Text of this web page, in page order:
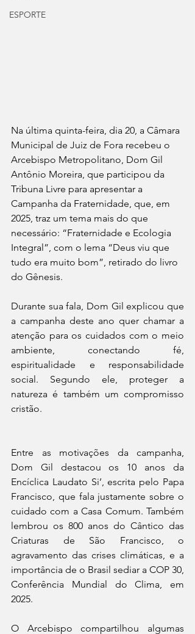
ESPORTE
Na última quinta-feira, dia 20, a Câmara
Municipal de Juiz de Fora recebeu o
Arcebispo Metropolitano, Dom Gil
Antônio Moreira, que participou da
Tribuna Livre para apresentar a
Campanha da Fraternidade, que, em
2025, traz um tema mais do que
necessário: “Fraternidade e Ecologia
Integral”, com o lema “Deus viu que
tudo era muito bom”, retirado do livro
do Gênesis.
Durante sua fala, Dom Gil explicou que
a campanha deste ano quer chamar a
atenção para os cuidados com o meio
ambiente, conectando fé,
espiritualidade e responsabilidade
social. Segundo ele, proteger a
natureza é também um compromisso
cristão.
Entre as motivações da campanha,
Dom Gil destacou os 10 anos da
Encíclica Laudato Si’, escrita pelo Papa
Francisco, que fala justamente sobre o
cuidado com a Casa Comum. Também
lembrou os 800 anos do Cântico das
Criaturas de São Francisco, o
agravamento das crises climáticas, e a
importância de o Brasil sediar a COP 30,
Conferência Mundial do Clima, em
2025.
O Arcebispo compartilhou algumas